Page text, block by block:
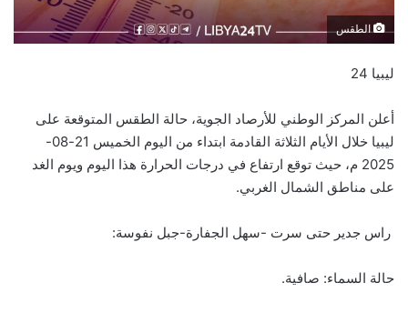
الطقس
ليبيا 24
أعلن المركز الوطني للأرصاد الجوية، حالة الطقس المتوقعة على
ليبيا خلال الأيام الثلاثة القادمة ابتداء من اليوم الخميس 21-08-
2025 م، حيث توقع ارتفاع في درجات الحرارة هذا اليوم ويوم الغد
على مناطق الشمال الغربي.
راس جدير حتى سرت -سهل الجفارة-جبل نفوسة:
حالة السماء: صافية.